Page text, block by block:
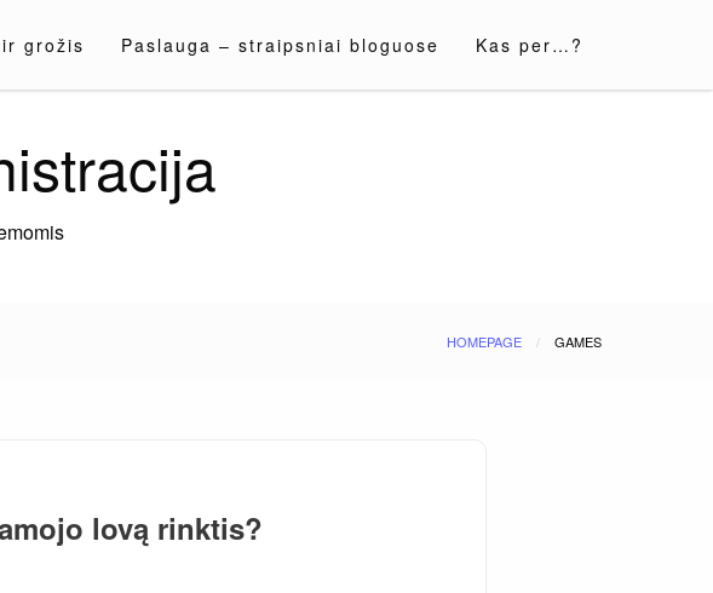
grožis Paslauga – straipsniai bloguose Kas per…?
HOMEPAGE GAMES
lovą rinktis?